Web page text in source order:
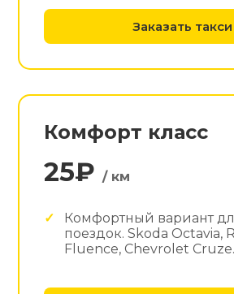
Заказать такси
Комфорт класс
25₽/ км
Комфортный вариант
поездок. Skoda Octavia,
Fluence, Chevrolet Cruze.